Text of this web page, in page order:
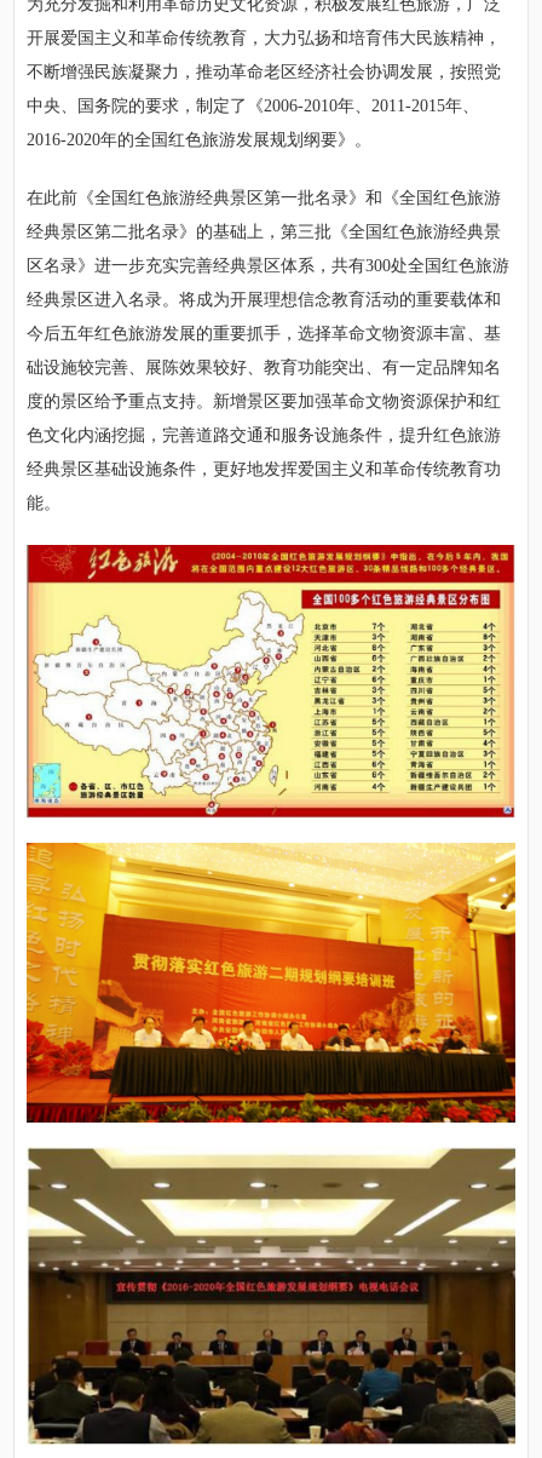
为充分发掘和利用革命历史文化资源，积极发展红色旅游，广泛
开展爱国主义和革命传统教育，大力弘扬和培育伟大民族精神，
不断增强民族凝聚力，推动革命老区经济社会协调发展，按照党
中央、国务院的要求，制定了《2006-2010年、2011-2015年、
2016-2020年的全国红色旅游发展规划纲要》。
在此前《全国红色旅游经典景区第一批名录》和《全国红色旅游
经典景区第二批名录》的基础上，第三批《全国红色旅游经典景
区名录》进一步充实完善经典景区体系，共有300处全国红色旅游
经典景区进入名录。将成为开展理想信念教育活动的重要载体和
今后五年红色旅游发展的重要抓手，选择革命文物资源丰富、基
础设施较完善、展陈效果较好、教育功能突出、有一定品牌知名
度的景区给予重点支持。新增景区要加强革命文物资源保护和红
色文化内涵挖掘，完善道路交通和服务设施条件，提升红色旅游
经典景区基础设施条件，更好地发挥爱国主义和革命传统教育功
能。